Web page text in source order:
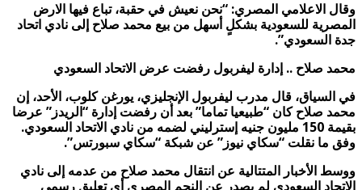
وقال الاعلامي المصري: “نحن نعيش في حقبة، تباع فيها الارض
المصرية للسعودية بشكلٍ أسهل من بيع محمد صلاح إلى نادي اتحاد
جدة السعودي”.
محمد صلاح .. إدارة ليفربول رفضت عرض الاتحاد السعودي
في السياق، قال مدرب ليفربول الإنجليزي، يورغن كلوب، الأحد، إن
محمد صلاح كان “طبيعيا تماما” بعد أن رفضت إدارة “الريدز” عرضا
بقيمة 150 مليون جنيه إسترليني لضمه من نادي الاتحاد السعودي.
وفق ما نقلت “سكاي نيوز ” عن شبكة “سكاي سبورتس”.
ووسط الأخبار المتتالية عن انتقال محمد صلاح من عدمه إلى نادي
الاتحاد السعودي لم يصدر عن النجم المصري أي تعليق رسمي